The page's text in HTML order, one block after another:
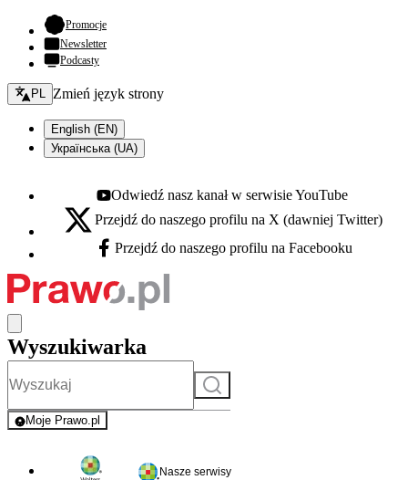
Promocje- otwiera się w nowej karcie
Newsletter
Podcasty
Zmień język - bieżący:
PL Zmień język strony
English (EN)
Українська (UA)
Youtube - otwiera się w nowej karcie
Odwiedź nasz kanał w serwisie YouTube
X - otwiera się w nowej karcie
Przejdź do naszego profilu na X (dawniej Twitter)
Facebook - otwiera się w nowej karcie
Przejdź do naszego profilu na Facebooku
Wyszukiwarka
Szukaj
Moje Prawo.pl
- rejestracja i logowanie do serwisu
Nasze serwisy